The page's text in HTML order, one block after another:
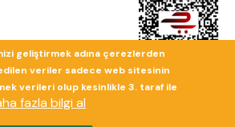
geliştirmek adına çerezlerden
veriler sadece web sitesinin
verileri olup kesinlikle 3. taraf ile
fazla bilgi al